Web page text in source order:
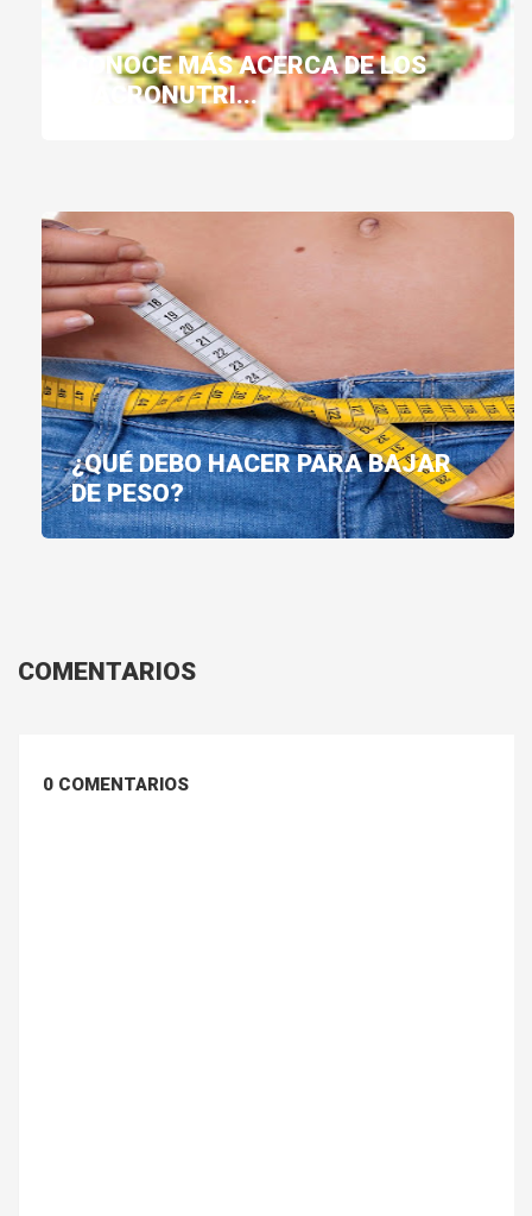
CONOCE MÁS ACERCA DE LOS
MACRONUTRI...
¿QUÉ DEBO HACER PARA BAJAR
DE PESO?
COMENTARIOS
0 COMENTARIOS